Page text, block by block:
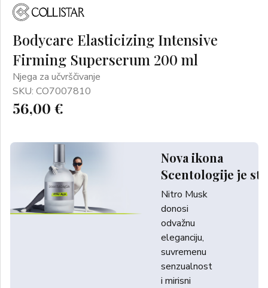
Bodycare Elasticizing Intensive
Firming Superserum 200 ml
Njega za učvrščivanje
SKU: CO7007810
56,00 €
Nova ikona
Scentologije je
Nitro Musk
donosi
odvažnu
eleganciju,
suvremenu
senzualnost
i mirisni